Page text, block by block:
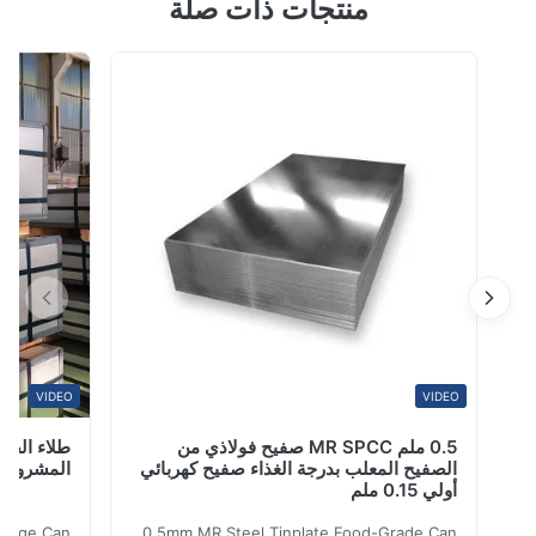
صناعية وبناء مختلفة. مواصفات المنتج الصفة القيمة
اسم المنتجات 0.2 ملم PPGI طلاء مسبق لفائف الصلب الغليان
الساخن الغليان لألواح السقف ...
منتجات ذات صلة
0.5 ملم MR SPCC صفيح فولاذي من
الصفيح المعلب بدرجة الغذاء صفيح كهربائي
أولي 0.15 ملم
VIDEO
المشروبات DR9